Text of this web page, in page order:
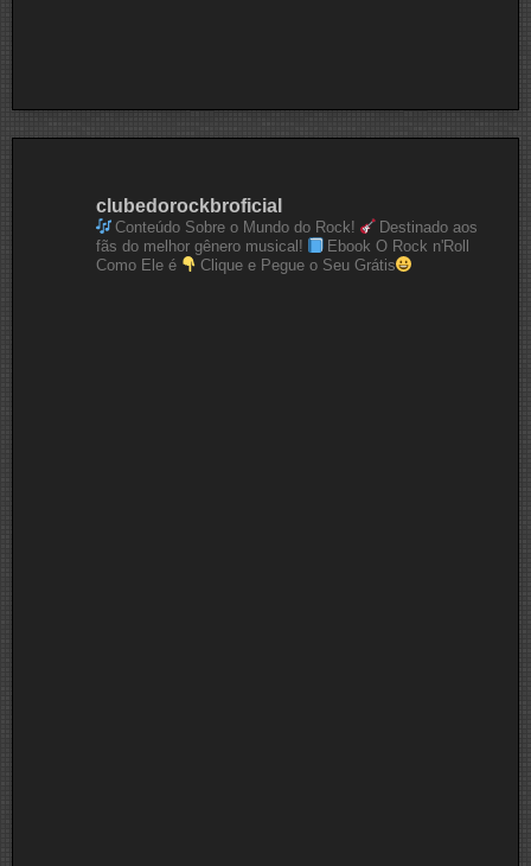
clubedorockbroficial
Conteúdo Sobre o Mundo do Rock!
Destinado aos
fãs do melhor gênero musical!
Ebook O Rock n'Roll
Como Ele é
Clique e Pegue o Seu Grátis